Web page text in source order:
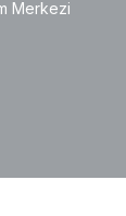
Merkezi